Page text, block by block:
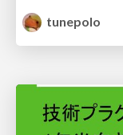
tunepolo